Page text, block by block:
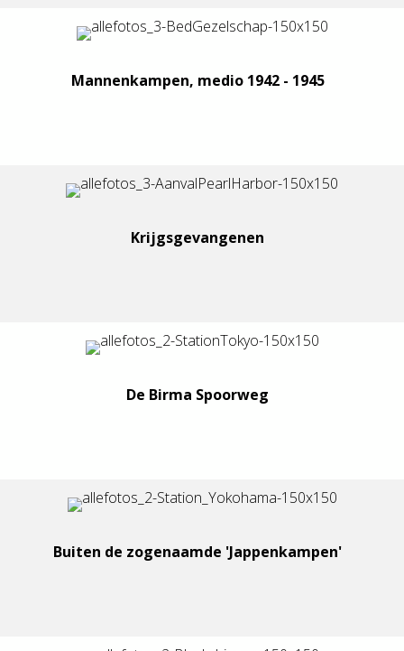
Mannenkampen, medio 1942 - 1945
Krijgsgevangenen
De Birma Spoorweg
Buiten de zogenaamde 'Jappenkampen'